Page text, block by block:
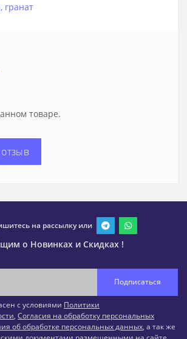
, гранат
товаре.
на рассылку или
о Новинках и Скидках !
Подписаться
с условиями Политики
, Согласия на обработку персональных
об обработке персональных данных, а так же